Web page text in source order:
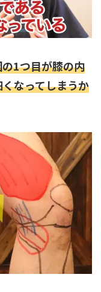
1つ目が膝の内
なってしまうか